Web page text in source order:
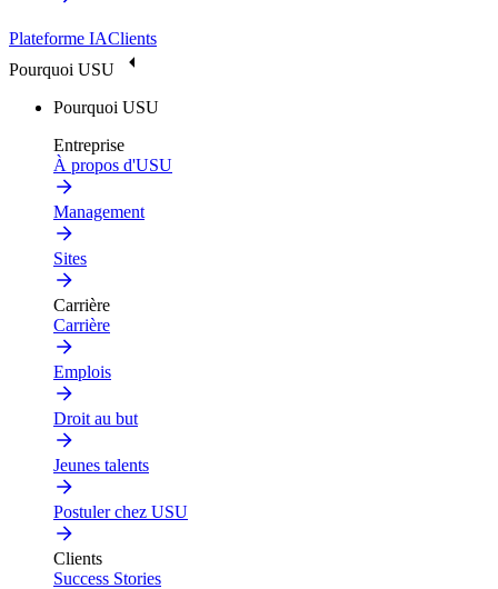
Plateforme IAClients
Pourquoi USU
Pourquoi USU
Entreprise
À propos d'USU
Management
Sites
Carrière
Carrière
Emplois
Droit au but
Jeunes talents
Postuler chez USU
Clients
Success Stories